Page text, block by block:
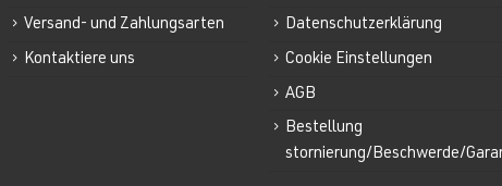
Versand- und Zahlungsarten
Kontaktiere uns
Datenschutzerklärung
Cookie Einstellungen
AGB
Bestellung
stornierung/Beschwerde/